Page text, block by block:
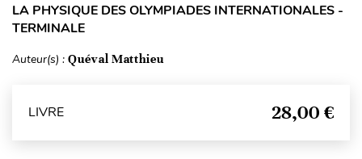
LA PHYSIQUE DES OLYMPIADES INTERNATIONALES -
TERMINALE
Auteur(s) : Quéval Matthieu
LIVRE 28,00 €